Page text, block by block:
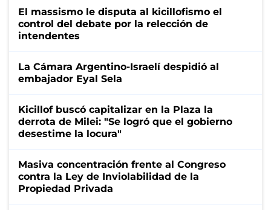
El massismo le disputa al kicillofismo el
control del debate por la relección de
intendentes
La Cámara Argentino-Israelí despidió al
embajador Eyal Sela
Kicillof buscó capitalizar en la Plaza la
derrota de Milei: "Se logró que el gobierno
desestime la locura"
Masiva concentración frente al Congreso
contra la Ley de Inviolabilidad de la
Propiedad Privada